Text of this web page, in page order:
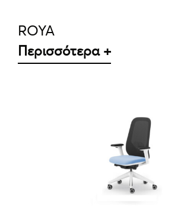
ROYA
Περισσότερα +
ΛΕΠΤΟΜΈΡΕΙΕΣ